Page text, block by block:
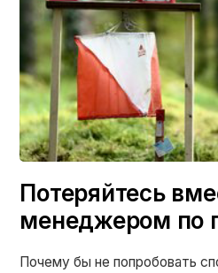
Потеряйтесь
менеджером по
Почему бы не попробовать